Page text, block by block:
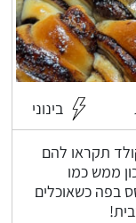
בינוני
תקראו להם
ממש כמו
בפה כשאוכלים